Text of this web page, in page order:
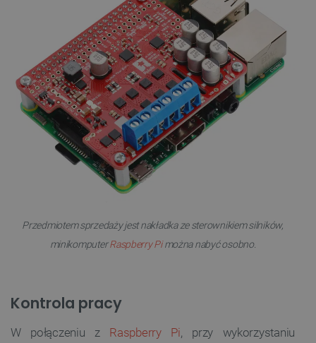
Przedmiotem sprzedaży jest nakładka ze sterownikiem silników,
minikomputerRaspberry Pimożna nabyć osobno.
Kontrola pracy
W połączeniu z Raspberry Pi, przy wykorzystaniu